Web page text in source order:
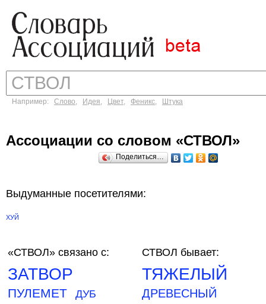
Например: Слово, Идея, Цвет, Феникс, Штука
Ассоциации со словом «СТВОЛ»
Поделиться…
Выдуманные посетителями:
ХУЙ
«СТВОЛ» связано с:
ЗАТВОР
ПУЛЕМЕТ ДУБ
СТВОЛ бывает:
ТЯЖЕЛЫЙ
ДРЕВЕСНЫЙ